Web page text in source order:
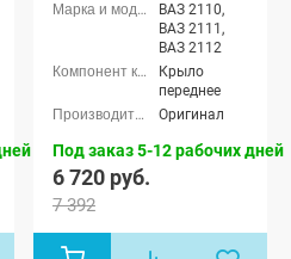
ВАЗ 2110,
ВАЗ 2111,
ВАЗ 2112
Крыло
переднее
Оригинал
Под заказ 5-12 рабочих дней
6 720 руб.
7 392